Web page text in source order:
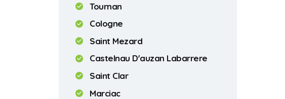
Tournan
Cologne
Saint Mezard
Castelnau D'auzan Labarrere
Saint Clar
Marciac